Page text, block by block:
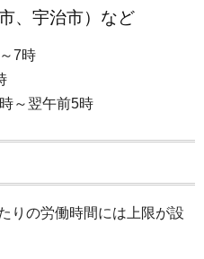
、宇治市）など
7時
～翌午前5時
りの労働時間には上限が設